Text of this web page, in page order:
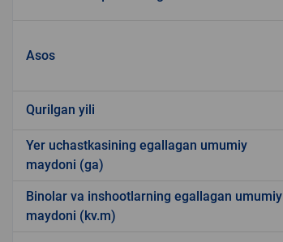
Asos
Qurilgan yili
Yer uchastkasining egallagan umumiy
maydoni (ga)
Binolar va inshootlarning egallagan umumiy
maydoni (kv.m)